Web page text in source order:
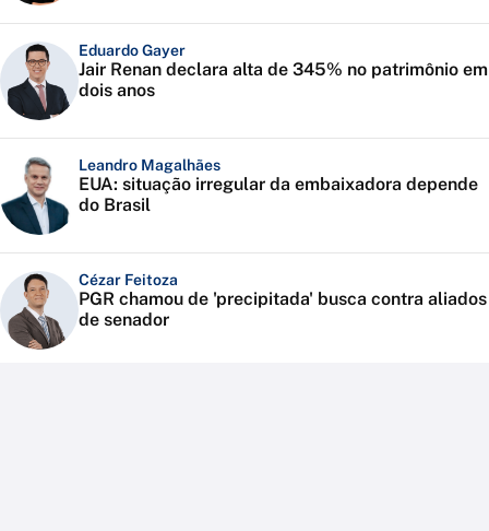
Eduardo Gayer
Jair Renan declara alta de 345% no patrimônio em
dois anos
Leandro Magalhães
EUA: situação irregular da embaixadora depende
do Brasil
Cézar Feitoza
PGR chamou de 'precipitada' busca contra aliados
de senador